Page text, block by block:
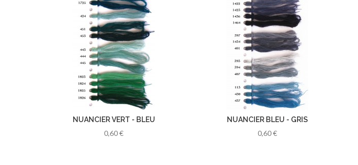
NUANCIER VERT - BLEU
0,60 €
NUANCIER BLEU - GRIS
0,60 €